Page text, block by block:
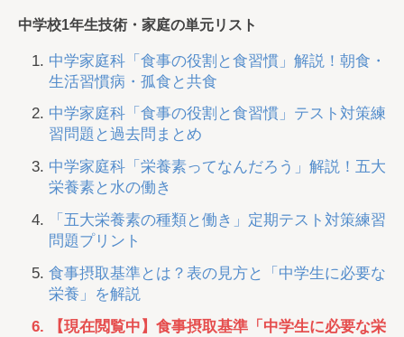
中学校1年生技術・家庭の単元リスト
中学家庭科「食事の役割と食習慣」解説！朝食・
生活習慣病・孤食と共食
中学家庭科「食事の役割と食習慣」テスト対策練
習問題と過去問まとめ
中学家庭科「栄養素ってなんだろう」解説！五大
栄養素と水の働き
「五大栄養素の種類と働き」定期テスト対策練習
問題プリント
食事摂取基準とは？表の見方と「中学生に必要な
栄養」を解説
【現在閲覧中】食事摂取基準「中学生に必要な栄